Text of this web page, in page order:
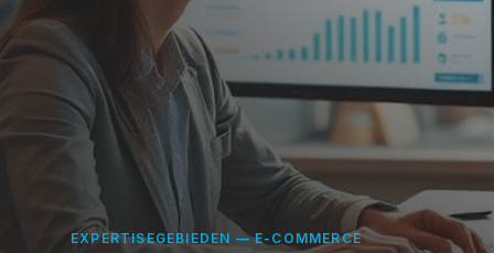
EXPERTISEGEBIEDEN —E-COMMERCE